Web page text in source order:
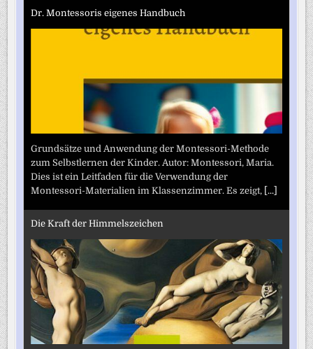
Dr. Montessoris eigenes Handbuch
Grundsätze und Anwendung der Montessori-Methode
zum Selbstlernen der Kinder. Autor: Montessori, Maria.
Dies ist ein Leitfaden für die Verwendung der
Montessori-Materialien im Klassenzimmer. Es zeigt, [...]
Die Kraft der Himmelszeichen